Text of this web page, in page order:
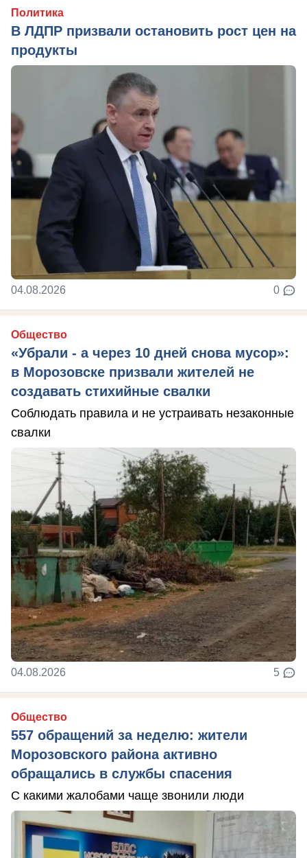
Политика
В ЛДПР призвали остановить рост цен на
продукты
04.08.2026 0
Общество
«Убрали - а через 10 дней снова мусор»:
в Морозовске призвали жителей не
создавать стихийные свалки
Соблюдать правила и не устраивать незаконные
свалки
04.08.2026 5
Общество
557 обращений за неделю: жители
Морозовского района активно
обращались в службы спасения
С какими жалобами чаще звонили люди